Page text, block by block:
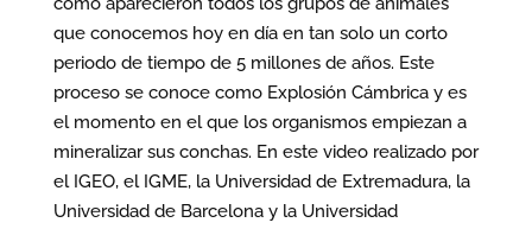
que conocemos hoy en día en tan solo un corto
periodo de tiempo de 5 millones de años. Este
proceso se conoce como Explosión Cámbrica y es
el momento en el que los organismos empiezan a
mineralizar sus conchas. En este video realizado por
el IGEO, el IGME, la Universidad de Extremadura, la
Universidad de Barcelona y la Universidad